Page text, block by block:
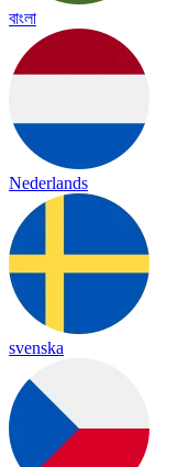
বাংলা
Nederlands
svenska